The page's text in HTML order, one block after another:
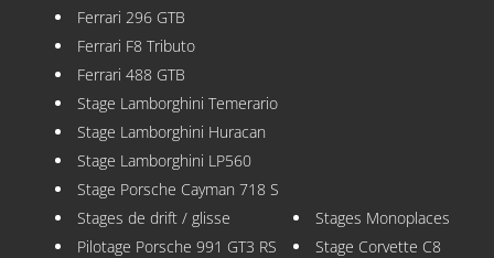
Ferrari 296 GTB
Ferrari F8 Tributo
Ferrari 488 GTB
Stage Lamborghini Temerario
Stage Lamborghini Huracan
Stage Lamborghini LP560
Stage Porsche Cayman 718 S
Stages de drift / glisse
Pilotage Porsche 991 GT3 RS
Stages Monoplaces
Stage Corvette C8